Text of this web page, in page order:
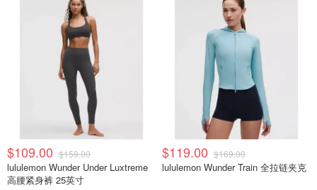
$109.00 $159.00
lululemon Wunder Under Luxtreme
高腰紧身裤 25英寸
$119.00 $169.00
lululemon Wunder Train 全拉链夹克